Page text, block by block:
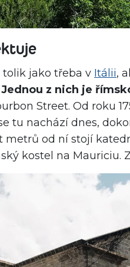
jako třeba v Itálii,
Jednou z nich je
Street. Od roku
tu nachází dnes,
metrů od ní stojí
kostel na Mauriciu.